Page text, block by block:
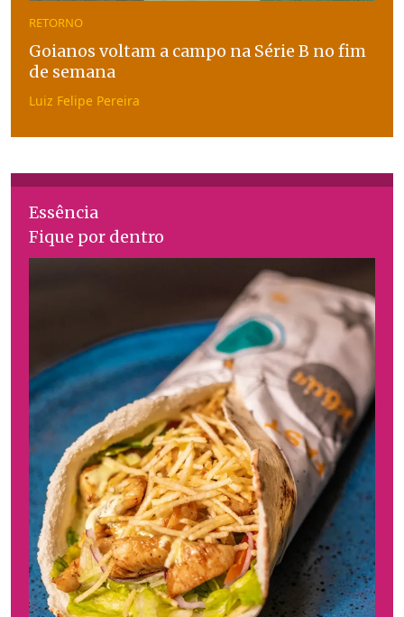
RETORNO
Goianos voltam a campo na Série B no fim
de semana
Luiz Felipe Pereira
Essência
Fique por dentro